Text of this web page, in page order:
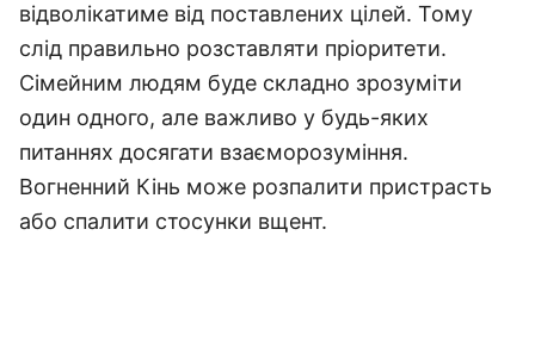
відволікатиме від поставлених цілей. Тому
слід правильно розставляти пріоритети.
Сімейним людям буде складно зрозуміти
один одного, але важливо у будь-яких
питаннях досягати взаєморозуміння.
Вогненний Кінь може розпалити пристрасть
або спалити стосунки вщент.